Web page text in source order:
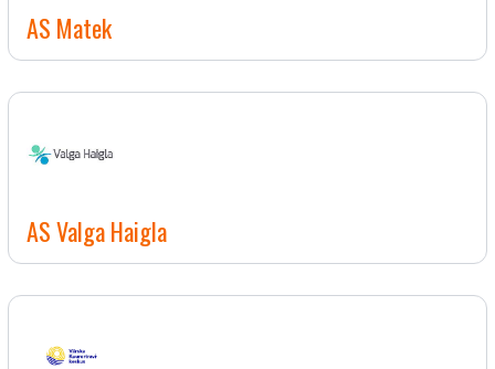
AS Matek
AS Valga Haigla